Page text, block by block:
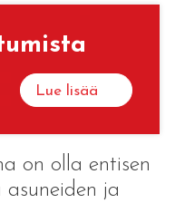
Lue lisää
on olla entisen
ja